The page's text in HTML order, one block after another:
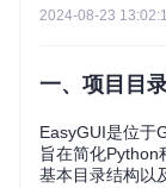
2024-08-23
一、项目目
EasyGUI是位于
旨在简化Python
基本目录结构以